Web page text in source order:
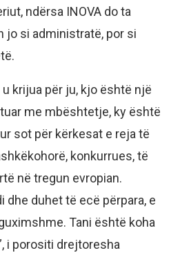
ndërsa INOVA do ta
jo si administratë, por si
krijua për ju, kjo është një
me mbështetje, ky është
sot për kërkesat e reja të
konkurrues, të
në tregun evropian.
dhe duhet të ecë përpara, e
Tani është koha
i porositi drejtoresha